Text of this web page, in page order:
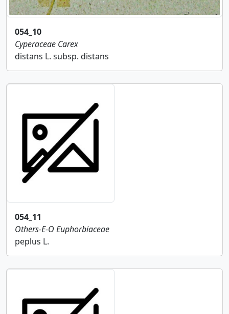
054_10
Cyperaceae Carex
distans L. subsp. distans
054_11
Others-E-O Euphorbiaceae
peplus L.